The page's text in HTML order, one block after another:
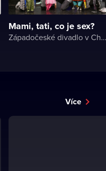
Mami, tati, co je sex?
Západočeské divadlo v Chebu
Více